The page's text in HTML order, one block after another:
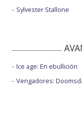
Sylvester Stallone
Ice age: En ebullición
Vengadores: